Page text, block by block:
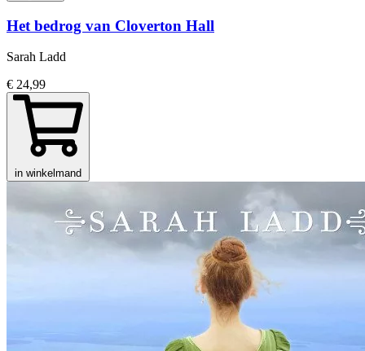
Het bedrog van Cloverton Hall
Sarah Ladd
€ 24,99
in winkelmand